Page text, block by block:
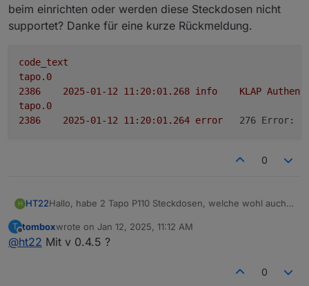
beim einrichten oder werden diese Steckdosen nicht
supportet? Danke für eine kurze Rückmeldung.
code_text
tapo.0
info KLAP
tapo.0
error 276 Error:
0
H HT22Hallo, habe 2 Tapo P110 Steckdosen, welche wohl auch
Fehlermeldungen in Dauerschleife sobald ich den
Adapter starte. Habe ich hier irgendwo einen Fehler
supportet? Danke für eine kurze Rückmeldung.
code_text
tapo.0
T
Offline
tomboxwrote on Jan 12, 2025, 11:12 AM
last edited by
@ht22 Mit v 0.4.5 ?
0